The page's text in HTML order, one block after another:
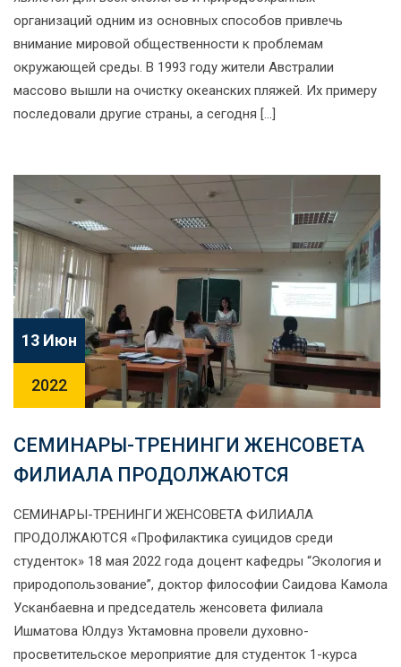
организаций одним из основных способов привлечь
внимание мировой общественности к проблемам
окружающей среды. В 1993 году жители Австралии
массово вышли на очистку океанских пляжей. Их примеру
последовали другие страны, а сегодня […]
13 Июн
2022
СЕМИНАРЫ-ТРЕНИНГИ ЖЕНСОВЕТА
ФИЛИАЛА ПРОДОЛЖАЮТСЯ
СЕМИНАРЫ-ТРЕНИНГИ ЖЕНСОВЕТА ФИЛИАЛА
ПРОДОЛЖАЮТСЯ «Профилактика суицидов среди
студенток» 18 мая 2022 года доцент кафедры “Экология и
природопользование”, доктор философии Саидова Камола
Усканбаевна и председатель женсовета филиала
Ишматова Юлдуз Уктамовна провели духовно-
просветительское мероприятие для студенток 1-курса